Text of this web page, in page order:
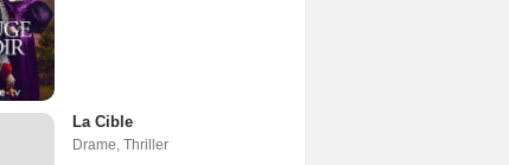
La Cible
Drame, Thriller